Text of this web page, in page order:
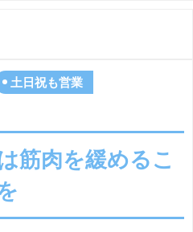
土日祝も営業
筋肉を緩めるこ